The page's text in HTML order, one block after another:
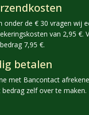
onder de € 30 vragen wij
van 2,95 €.
7,95 €.
betalen
met Bancontact
zelf over te maken.